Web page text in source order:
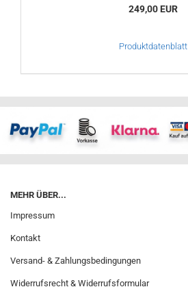
249,00 EUR
Produktdatenblatt
MEHR ÜBER...
Impressum
Kontakt
Versand- & Zahlungsbedingungen
Widerrufsrecht & Widerrufsformular